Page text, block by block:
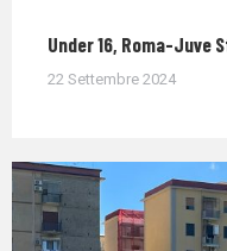
Under 16, Roma-Juve
22 Settembre 2024